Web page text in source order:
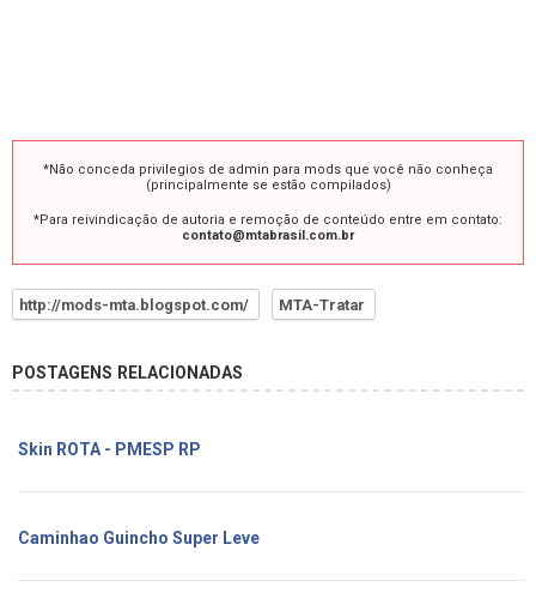
*Não conceda privilegios de admin para mods que você não conheça
(principalmente se estão compilados)
*Para reivindicação de autoria e remoção de conteúdo entre em contato:
contato@mtabrasil.com.br
http://mods-mta.blogspot.com/ MTA-Tratar
POSTAGENS RELACIONADAS
Skin ROTA - PMESP RP
Caminhao Guincho Super Leve